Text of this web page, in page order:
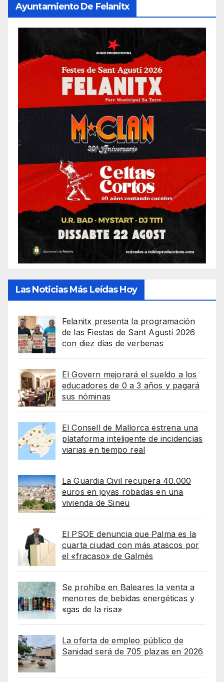
Ayuntamiento De Felanitx
Las Noticias Más Leídas Hoy
Felanitx presenta la programación
de las Fiestas de Sant Agustí 2026
con diez días de verbenas
El Govern mejorará el sueldo a los
educadores de 0 a 3 años y pagará
sus nóminas
El Consell de Mallorca estrena una
plataforma inteligente de incidencias
viarias en tiempo real
La Guardia Civil recupera 40.000
euros en joyas robadas en una
vivienda de Sineu
El PSOE denuncia que Palma es la
cuarta ciudad con más atascos por
el «fracaso» de Galmés
Se prohíbe en Baleares la venta a
menores de bebidas energéticas y
«gas de la risa»
La oferta de empleo público de
Sanidad será de 705 plazas en 2026